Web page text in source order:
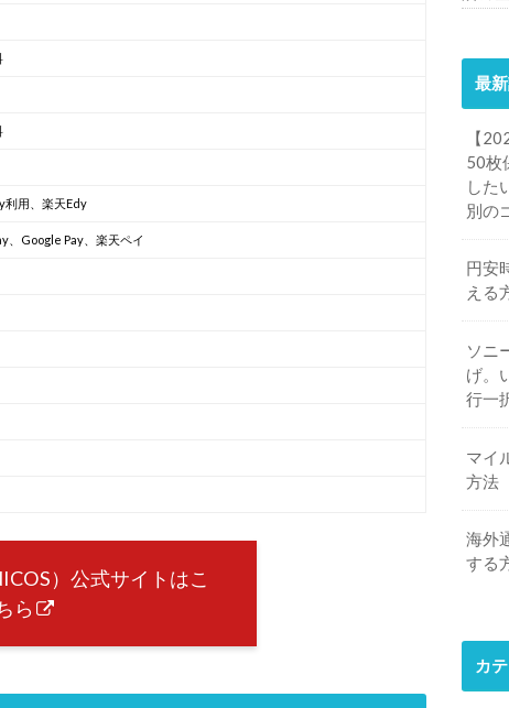
利用、楽天Edy
、Google Pay、楽天ペイ
）公式サイトはこ
ら
最
【
50枚
した
別の
円安
える
ソニ
げ。
行一
マイ
方法
海外
する
カ